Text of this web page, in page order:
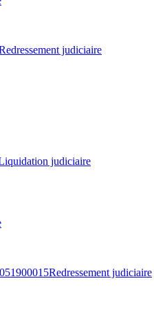
judiciaire
judiciaire
Redressement judiciaire